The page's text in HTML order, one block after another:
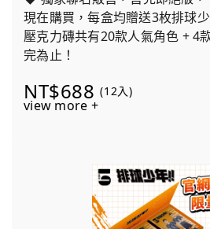
現在購買，每盒均贈送3枚排球
壓克力磚共有20款人氣角色 + 4
完為止！
NT$688 (12入)
view more +